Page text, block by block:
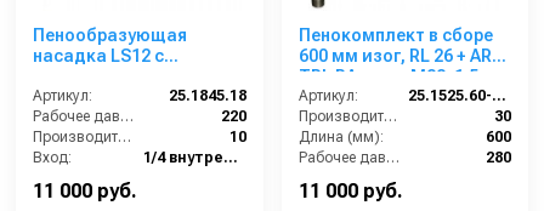
Пенообразующая
насадка LS12 с
вход 1/4г - 3/8ш-ш.
(черный)
Артикул:
25.1845.18
Рабочее давление (бар):
220
Производительность (л/мин):
10
Вход:
1/4 внутренняя резьба
11 000 руб.
Пенокомплект в сборе
600 мм изог, RL 26 + ARS
TPL РА; вход М22х1,5ш.
Артикул:
25.1525.60-P26 -6-TPL
Производительность (л/мин):
30
Длина (мм):
600
Рабочее давление (бар):
280
11 000 руб.